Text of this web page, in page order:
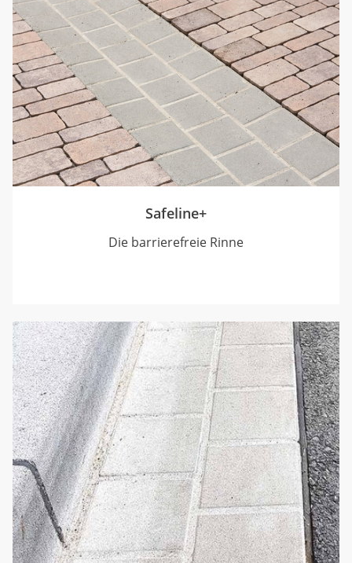
Safeline+
Die barrierefreie Rinne